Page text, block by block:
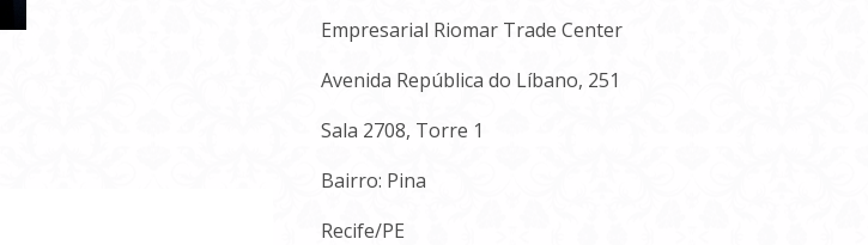
Empresarial Riomar Trade Center
Avenida República do Líbano, 251
Sala 2708, Torre 1
Bairro: Pina
Recife/PE